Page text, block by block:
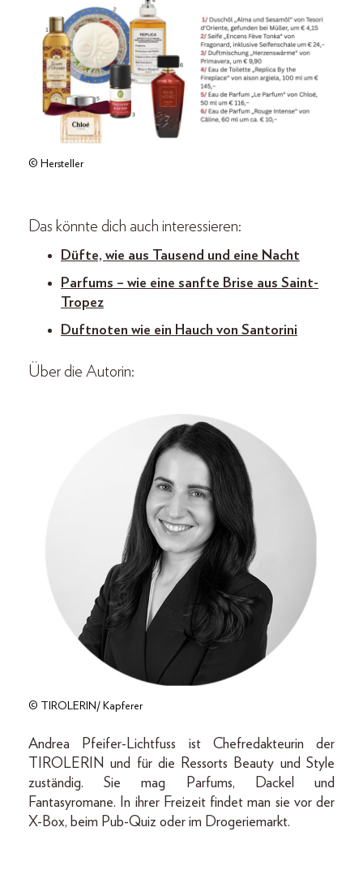
© Hersteller
Das könnte dich auch interessieren:
Düfte, wie aus Tausend und eine Nacht
Parfums – wie eine sanfte Brise aus Saint-
Tropez
Duftnoten wie ein Hauch von Santorini
Über die Autorin:
© TIROLERIN/ Kapferer
Andrea Pfeifer-Lichtfuss ist Chefredakteurin der
TIROLERIN und für die Ressorts Beauty und Style
zuständig. Sie mag Parfums, Dackel und
Fantasyromane. In ihrer Freizeit findet man sie vor der
X-Box, beim Pub-Quiz oder im Drogeriemarkt.